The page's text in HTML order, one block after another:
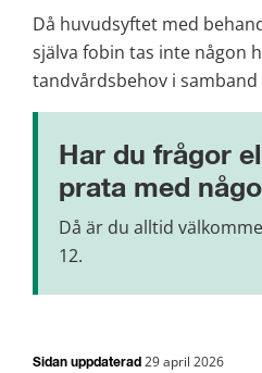
Då huvudsyftet med
själva fobin tas inte någon
tandvårdsbehov i
Har du frågor
prata med
Då är du alltid
12.
Sidan uppdaterad 29 april 2026